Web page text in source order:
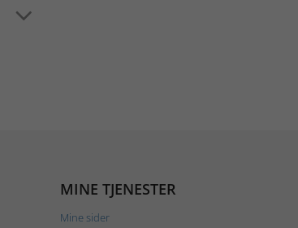
MINE TJENESTER
Mine sider